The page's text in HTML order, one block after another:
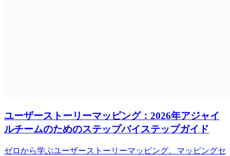
ユーザーストーリーマッピング：2026年アジャイ
ルチームのためのステップバイステップガイド
ゼロから学ぶユーザーストーリーマッピング。マッピングセ